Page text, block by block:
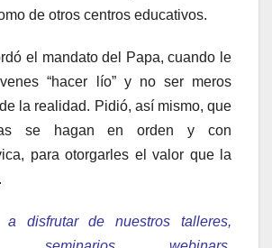
de otros centros educativos.
el mandato del Papa, cuando le
“hacer lío” y no ser meros
la realidad. Pidió, así mismo, que
se hagan en orden y con
para otorgarles el valor que la
a disfrutar de nuestros talleres,